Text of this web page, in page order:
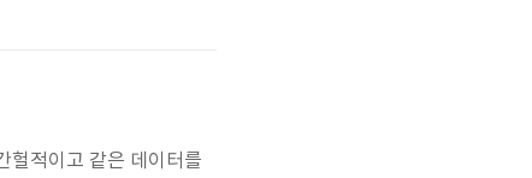
헐적이고 같은 데이터를